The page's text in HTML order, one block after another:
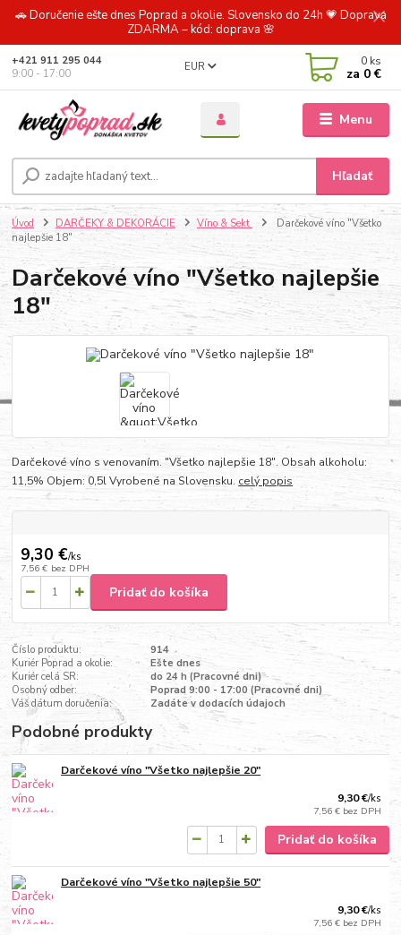
🚗 Doručenie ešte dnes Poprad a okolie. Slovensko do 24h 💗 Doprava
ZDARMA – kód: doprava 🌸
Menu
EUR
Hľadať
+421 911 295 044
9:00 - 17:00
0 ks
za 0 €
Úvod DARČEKY & DEKORÁCIE Víno & Sekt
Darčekové víno "Všetko
najlepšie 18"
Darčekové víno "Všetko najlepšie
18"
Darčekové víno s venovaním. "Všetko najlepšie 18". Obsah alkoholu:
11,5% Objem: 0,5l Vyrobené na Slovensku. celý popis
9,30 €/ks
7,56 € bez DPH
Pridať do košíka
Číslo produktu:
914
Kuriér Poprad a okolie:
Ešte dnes
Kuriér celá SR:
do 24 h (Pracovné dni)
Osobný odber:
Poprad 9:00 - 17:00 (Pracovné dni)
Váš dátum doručenia:
Zadáte v dodacích údajoch
Podobné produkty
Darčekové víno "Všetko najlepšie 20"
9,30 €/ks
7,56 € bez DPH
Pridať do košíka
Darčekové víno "Všetko najlepšie 50"
9,30 €/ks
7,56 € bez DPH